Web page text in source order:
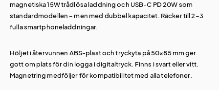
magnetiska 15W trådlösa laddning och USB-C PD 20W som
standardmodellen – men med dubbel kapacitet. Räcker till 2–3
fulla smartphoneladdningar.
Höljet i återvunnen ABS-plast och tryckyta på 50×85 mm ger
gott om plats för din logga i digitaltryck. Finns i svart eller vitt.
Magnetring medföljer för kompatibilitet med alla telefoner.